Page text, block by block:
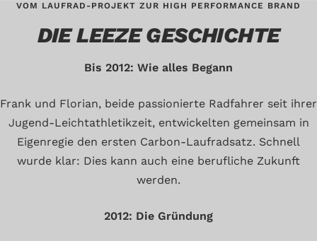
VOM LAUFRAD-PROJEKT ZUR HIGH PERFORMANCE BRAND
DIE LEEZE GESCHICHTE
Bis 2012: Wie alles Begann
Frank und Florian, beide passionierte Radfahrer seit ihrer
Jugend-Leichtathletikzeit, entwickelten gemeinsam in
Eigenregie den ersten Carbon-Laufradsatz. Schnell
wurde klar: Dies kann auch eine berufliche Zukunft
werden.
2012: Die Gründung